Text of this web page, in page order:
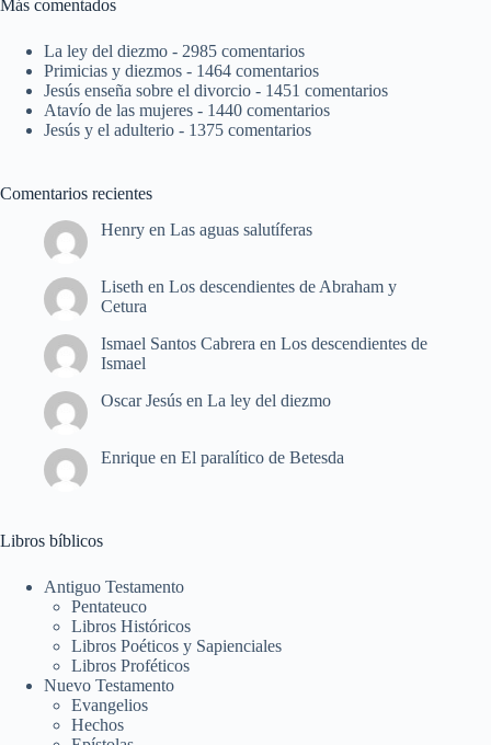
Más comentados
La ley del diezmo - 2985 comentarios
Primicias y diezmos - 1464 comentarios
Jesús enseña sobre el divorcio - 1451 comentarios
Atavío de las mujeres - 1440 comentarios
Jesús y el adulterio - 1375 comentarios
Comentarios recientes
Henry en Las aguas salutíferas
Liseth en Los descendientes de Abraham y
Cetura
Ismael Santos Cabrera en Los descendientes de
Ismael
Oscar Jesús en La ley del diezmo
Enrique en El paralítico de Betesda
Libros bíblicos
Antiguo Testamento
Pentateuco
Libros Históricos
Libros Poéticos y Sapienciales
Libros Proféticos
Nuevo Testamento
Evangelios
Hechos